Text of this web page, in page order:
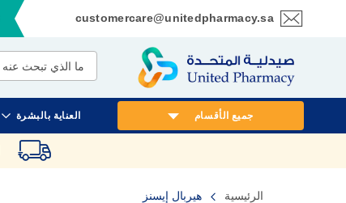
customercare@unitedpharmacy.sa
تخطي
المحتوى
العناية بالبشرة جميع الأقسام
الرئيسية هيربال إيسنز